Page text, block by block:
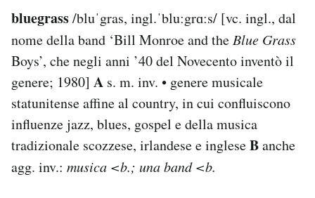
bluegrass/bluˈgras, ingl.ˈbluːgrɑːs/ [vc. ingl., dal
nome della band ‘Bill Monroe and theBlue Grass
Boys’, che negli anni ’40 del Novecento inventò il
genere; 1980] A s. m. inv. • genere musicale
statunitense affine al country, in cui confluiscono
influenze jazz, blues, gospel e della musica
tradizionale scozzese, irlandese e ingleseBanche
agg. inv.: musica <b.; una band <b.